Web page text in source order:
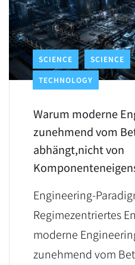
SCIENCE SCIENCE
TECHNOLOGY
Warum moderne
zunehmend vom
abhängt,nicht von
Engineering-
Regimezentriertes
moderne
zunehmend vom